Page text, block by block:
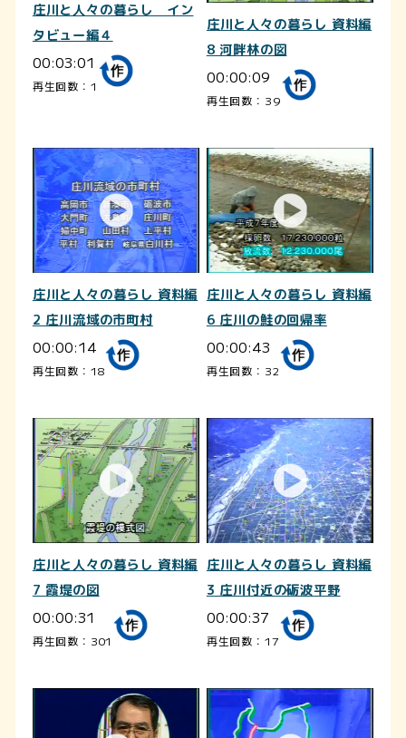
庄川と人々の暮らし イン
タビュー編４
00:03:01
再生回数：1
庄川と人々の暮らし 資料編
8 河畔林の図
00:00:09
再生回数：39
庄川と人々の暮らし 資料編
2 庄川流域の市町村
00:00:14
再生回数：18
庄川と人々の暮らし 資料編
6 庄川の鮭の回帰率
00:00:43
再生回数：32
庄川と人々の暮らし 資料編
7 霞堤の図
00:00:31
再生回数：301
庄川と人々の暮らし 資料編
3 庄川付近の砺波平野
00:00:37
再生回数：17